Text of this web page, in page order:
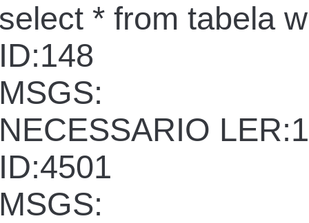
* from tabela